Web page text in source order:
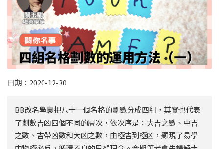
日期：2020-12-30
BB改名學裏把八十一個名格的劃數分成四組，其實也代表
了劃數吉凶四個不同的層次，依次序是：大吉之數、中吉
之數、吉帶凶數和大凶之數，由極吉到極凶，顯現了易學